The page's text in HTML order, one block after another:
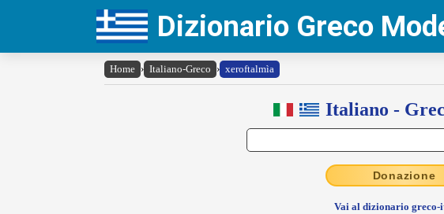
Dizionario Greco
Home › Italiano-Greco › xeroftalmìa
Italiano -
Donazione
Vai al dizionario greco-